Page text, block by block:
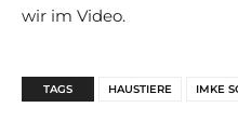
wir im Video.
TAGS HAUSTIERE IMKE